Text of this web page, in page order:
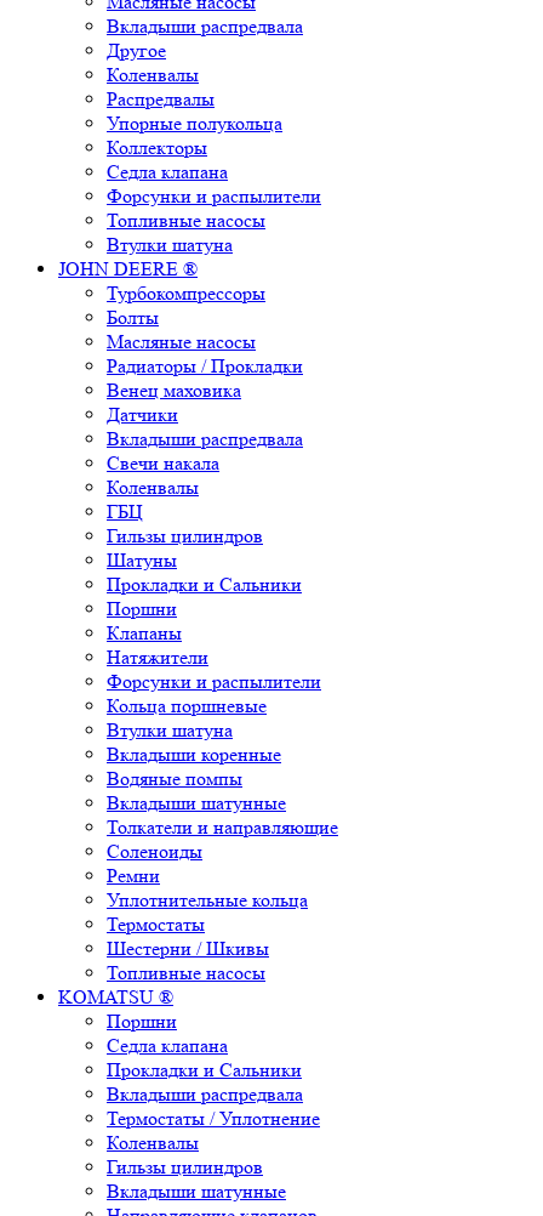
Вкладыши распредвала
Другое
Коленвалы
Распредвалы
Упорные полукольца
Коллекторы
Седла клапана
Форсунки и распылители
Топливные насосы
Втулки шатуна
JOHN DEERE ®
Турбокомпрессоры
Болты
Масляные насосы
Радиаторы / Прокладки
Венец маховика
Датчики
Вкладыши распредвала
Свечи накала
Коленвалы
ГБЦ
Гильзы цилиндров
Шатуны
Прокладки и Сальники
Поршни
Клапаны
Натяжители
Форсунки и распылители
Кольца поршневые
Втулки шатуна
Вкладыши коренные
Водяные помпы
Вкладыши шатунные
Толкатели и направляющие
Соленоиды
Ремни
Уплотнительные кольца
Термостаты
Шестерни / Шкивы
Топливные насосы
KOMATSU ®
Поршни
Седла клапана
Прокладки и Сальники
Вкладыши распредвала
Термостаты / Уплотнение
Коленвалы
Гильзы цилиндров
Вкладыши шатунные